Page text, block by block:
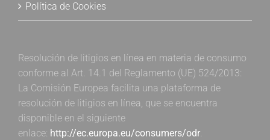
Política de Cookies
Resolución de litigios en línea en materia de consumo
conforme al Art. 14.1 del Reglamento (UE) 524/2013:
La Comisión Europea facilita una plataforma de
resolución de litigios en línea, que se encuentra
disponible en el siguiente
enlace: http://ec.europa.eu/consumers/odr.